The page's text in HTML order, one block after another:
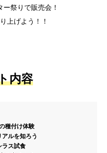
祭りで販売会！
上げよう！！
内容
種付け体験